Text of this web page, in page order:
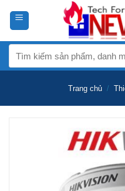
kiếm:
Trang chủ /